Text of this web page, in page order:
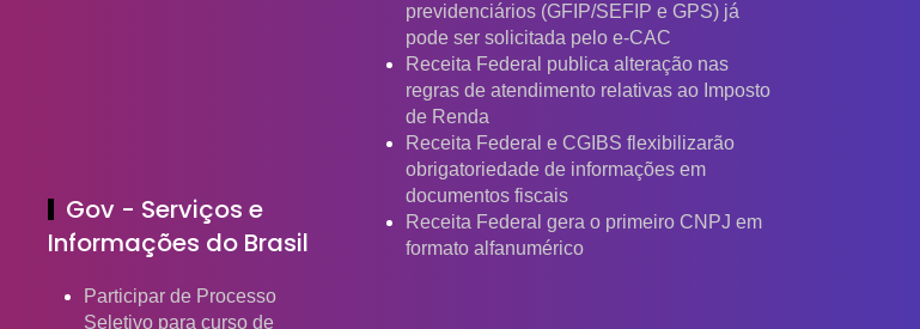
Gov - Serviços e
Informações do Brasil
Participar de Processo
Seletivo para curso de
previdenciários (GFIP/SEFIP e GPS) já
pode ser solicitada pelo e-CAC
Receita Federal publica alteração nas
regras de atendimento relativas ao Imposto
de Renda
Receita Federal e CGIBS flexibilizarão
obrigatoriedade de informações em
documentos fiscais
Receita Federal gera o primeiro CNPJ em
formato alfanumérico